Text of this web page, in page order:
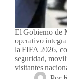
El Gobierno de
operativo
la FIFA 2026,
seguridad,
visitantes